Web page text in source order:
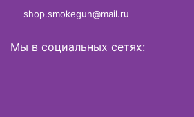
shop.smokegun@mail.ru
Мы в социальных сетях: